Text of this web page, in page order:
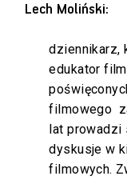
Lech Moliński:
dziennikarz,
edukator
filmowego
lat prowadzi
dyskusje w
filmowych.